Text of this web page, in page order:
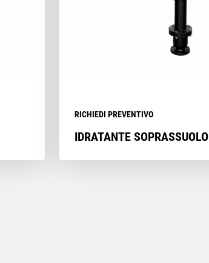
RICHIEDI PREVENTIVO
IDRATANTE SOPRASSUOLO